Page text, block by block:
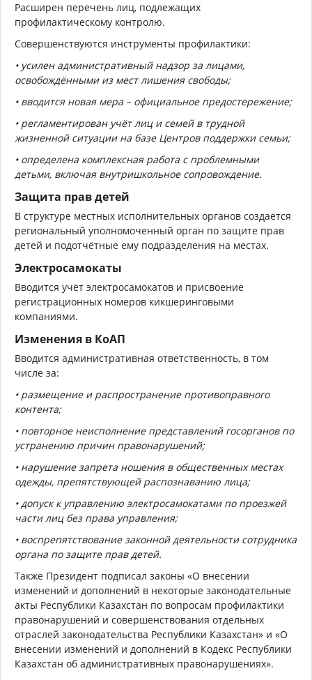
Расширен перечень лиц, подлежащих
профилактическому контролю.
Совершенствуются инструменты профилактики:
• усилен административный надзор за лицами,
освобождёнными из мест лишения свободы;
• вводится новая мера – официальное предостережение;
• регламентирован учёт лиц и семей в трудной
жизненной ситуации на базе Центров поддержки семьи;
• определена комплексная работа с проблемными
детьми, включая внутришкольное сопровождение.
Защита прав детей
В структуре местных исполнительных органов создаётся
региональный уполномоченный орган по защите прав
детей и подотчётные ему подразделения на местах.
Электросамокаты
Вводится учёт электросамокатов и присвоение
регистрационных номеров кикшеринговыми
компаниями.
Изменения в КоАП
Вводится административная ответственность, в том
числе за:
• размещение и распространение противоправного
контента;
• повторное неисполнение представлений госорганов по
устранению причин правонарушений;
• нарушение запрета ношения в общественных местах
одежды, препятствующей распознаванию лица;
• допуск к управлению электросамокатами по проезжей
части лиц без права управления;
• воспрепятствование законной деятельности сотрудника
органа по защите прав детей.
Также Президент подписал законы «О внесении
изменений и дополнений в некоторые законодательные
акты Республики Казахстан по вопросам профилактики
правонарушений и совершенствования отдельных
отраслей законодательства Республики Казахстан» и «О
внесении изменений и дополнений в Кодекс Республики
Казахстан об административных правонарушениях».